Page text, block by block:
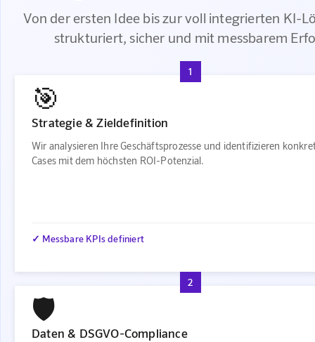
Von der ersten Idee bis zur voll integrierten KI-
strukturiert, sicher und mit messbarem
1
🎯
Strategie & Zieldefinition
Wir analysieren Ihre Geschäftsprozesse und identifizieren
Cases mit dem höchsten ROI-Potenzial.
✓ Messbare KPIs definiert
2
🛡️
Daten & DSGVO-Compliance